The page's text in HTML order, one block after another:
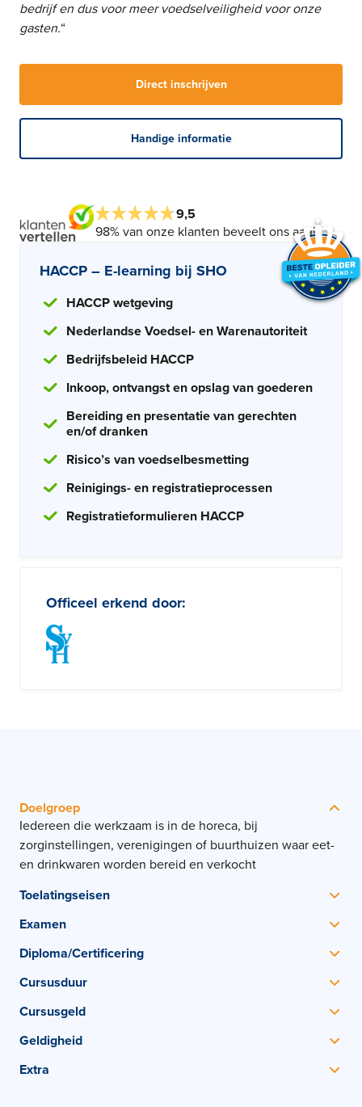
bedrijf en dus voor meer voedselveiligheid voor onze
gasten.“
Direct inschrijven
Handige informatie
9,5
98% van onze klanten beveelt ons aan!
HACCP – E-learning bij SHO
HACCP wetgeving
Nederlandse Voedsel- en Warenautoriteit
Bedrijfsbeleid HACCP
Inkoop, ontvangst en opslag van goederen
Bereiding en presentatie van gerechten
en/of dranken
Risico’s van voedselbesmetting
Reinigings- en registratieprocessen
Registratieformulieren HACCP
Officeel erkend door:
Doelgroep
Iedereen die werkzaam is in de horeca, bij
zorginstellingen, verenigingen of buurthuizen waar eet-
en drinkwaren worden bereid en verkocht
Toelatingseisen
Examen
afgenomen
Diploma/Certificering
Cursusduur
tempo
Cursusgeld
exclusief btw
Geldigheid
herhalen om je kennis up-to-date te houden
Extra